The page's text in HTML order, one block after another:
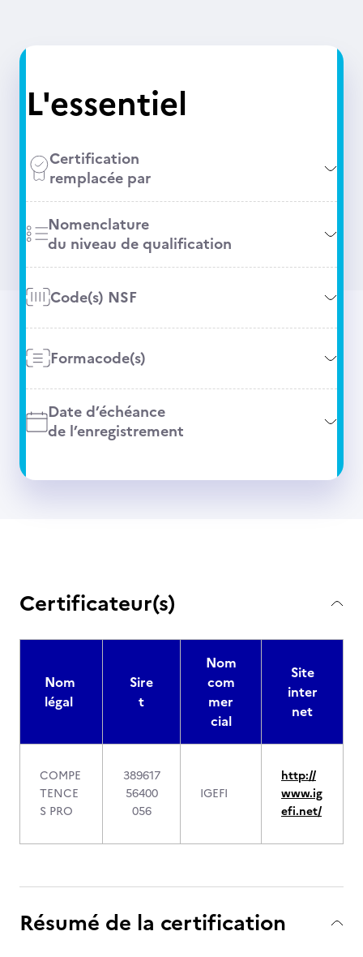
L'essentiel
Certification
remplacée par
Nomenclature
du niveau de qualification
Code(s) NSF
Formacode(s)
Date d’échéance
de l’enregistrement
Certificateur(s)
Nom
légal
Sire
t
Nom
com
mer
cial
Site
inter
net
COMPE
TENCE
S PRO
389617
56400
056
IGEFI
http://
www.ig
efi.net/
Résumé de la certification